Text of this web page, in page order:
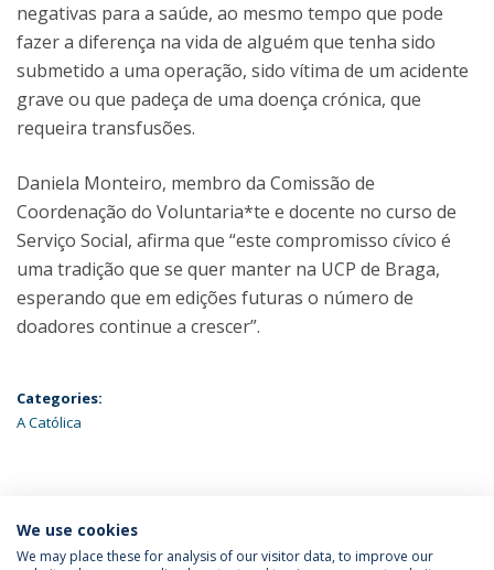
negativas para a saúde, ao mesmo tempo que pode
fazer a diferença na vida de alguém que tenha sido
submetido a uma operação, sido vítima de um acidente
grave ou que padeça de uma doença crónica, que
requeira transfusões.
Daniela Monteiro, membro da Comissão de
Coordenação do Voluntaria*te e docente no curso de
Serviço Social, afirma que “este compromisso cívico é
uma tradição que se quer manter na UCP de Braga,
esperando que em edições futuras o número de
doadores continue a crescer”.
Categories:
A Católica
ÚLTIMAS NOTÍCIAS
We use cookies
We may place these for analysis of our visitor data, to improve our